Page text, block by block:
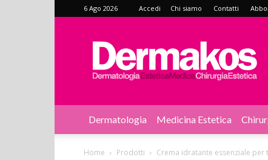
6 Ago 2026 Accedi Chi siamo Contatti
Dermakos
Dermatologia Medicina Estetica
Home Prodotti Crema idratante essenziale per